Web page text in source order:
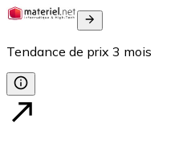
Tendance de prix 3 mois